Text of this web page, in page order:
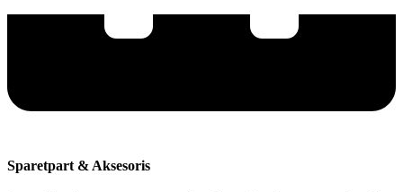
Sparetpart & Aksesoris